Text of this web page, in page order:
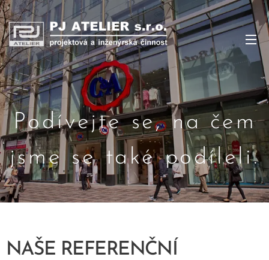
Podívejte se, na čem
jsme se také podíleli.
NAŠE REFERENČNÍ